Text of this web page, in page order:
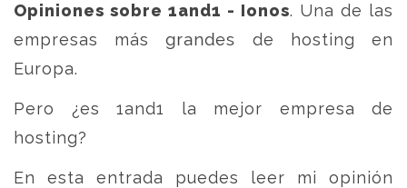
Opiniones sobre 1and1 - Ionos. Una de las
empresas más grandes de hosting en
Europa.
Pero ¿es 1and1 la mejor empresa de
hosting?
En esta entrada puedes leer mi opinión